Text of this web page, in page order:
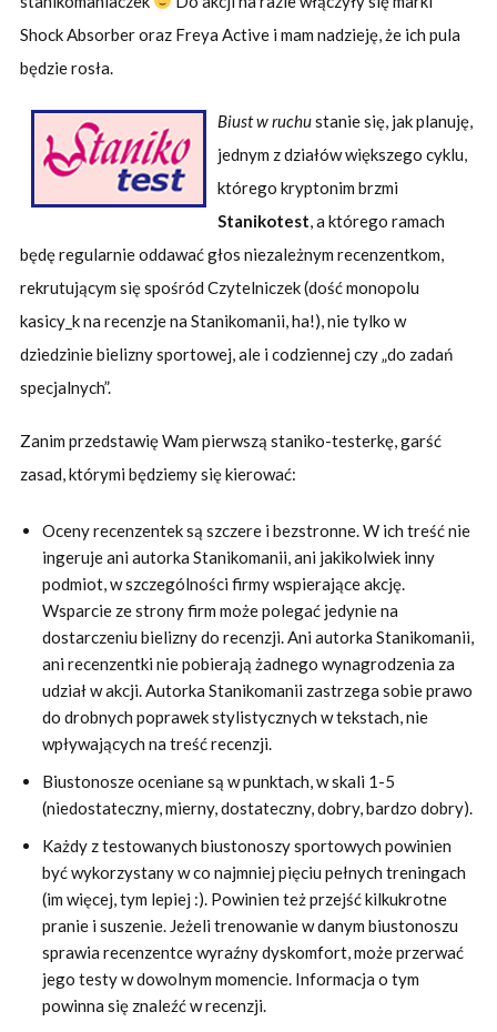
Shock Absorber oraz Freya Active i mam nadzieję, że ich pula
będzie rosła.
Biust w ruchustanie się, jak planuję,
jednym z działów większego cyklu,
którego kryptonim brzmi
Stanikotest, a którego ramach
będę regularnie oddawać głos niezależnym recenzentkom,
rekrutującym się spośród Czytelniczek (dość monopolu
kasicy_k na recenzje na Stanikomanii, ha!), nie tylko w
dziedzinie bielizny sportowej, ale i codziennej czy „do zadań
specjalnych”.
Zanim przedstawię Wam pierwszą staniko-testerkę, garść
zasad, którymi będziemy się kierować:
Oceny recenzentek są szczere i bezstronne. W ich treść nie
ingeruje ani autorka Stanikomanii, ani jakikolwiek inny
podmiot, w szczególności firmy wspierające akcję.
Wsparcie ze strony firm może polegać jedynie na
dostarczeniu bielizny do recenzji. Ani autorka Stanikomanii,
ani recenzentki nie pobierają żadnego wynagrodzenia za
udział w akcji. Autorka Stanikomanii zastrzega sobie prawo
do drobnych poprawek stylistycznych w tekstach, nie
wpływających na treść recenzji.
Biustonosze oceniane są w punktach, w skali 1-5
(niedostateczny, mierny, dostateczny, dobry, bardzo dobry).
Każdy z testowanych biustonoszy sportowych powinien
być wykorzystany w co najmniej pięciu pełnych treningach
(im więcej, tym lepiej :). Powinien też przejść kilkukrotne
pranie i suszenie. Jeżeli trenowanie w danym biustonoszu
sprawia recenzentce wyraźny dyskomfort, może przerwać
jego testy w dowolnym momencie. Informacja o tym
powinna się znaleźć w recenzji.